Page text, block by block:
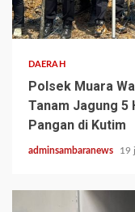
2 min read
DAERAH
Polsek Muara
Tanam Jagung 5
Pangan di Kutim
adminsambaranews 19